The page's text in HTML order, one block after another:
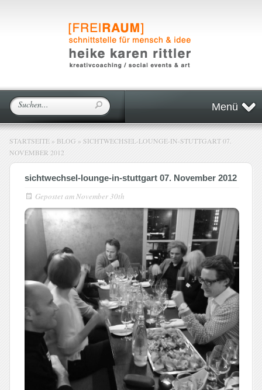
Menü
STARTSEITE » BLOG » SICHTWECHSEL-LOUNGE-IN-STUTTGART 07.
NOVEMBER 2012
sichtwechsel-lounge-in-stuttgart 07. November 2012
Gepostet amNovember 30th